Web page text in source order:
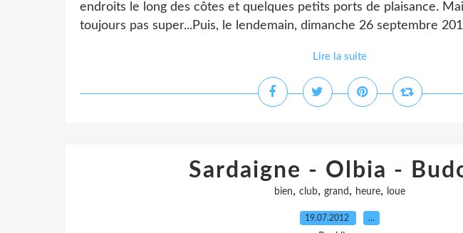
endroits le long des côtes et quelques petits ports de plaisance.
toujours pas super...Puis, le lendemain, dimanche 26 septembre
Lire la suite
Sardaigne - Olbia -
bien, club, grand , heure, loue
19.07.2012 …